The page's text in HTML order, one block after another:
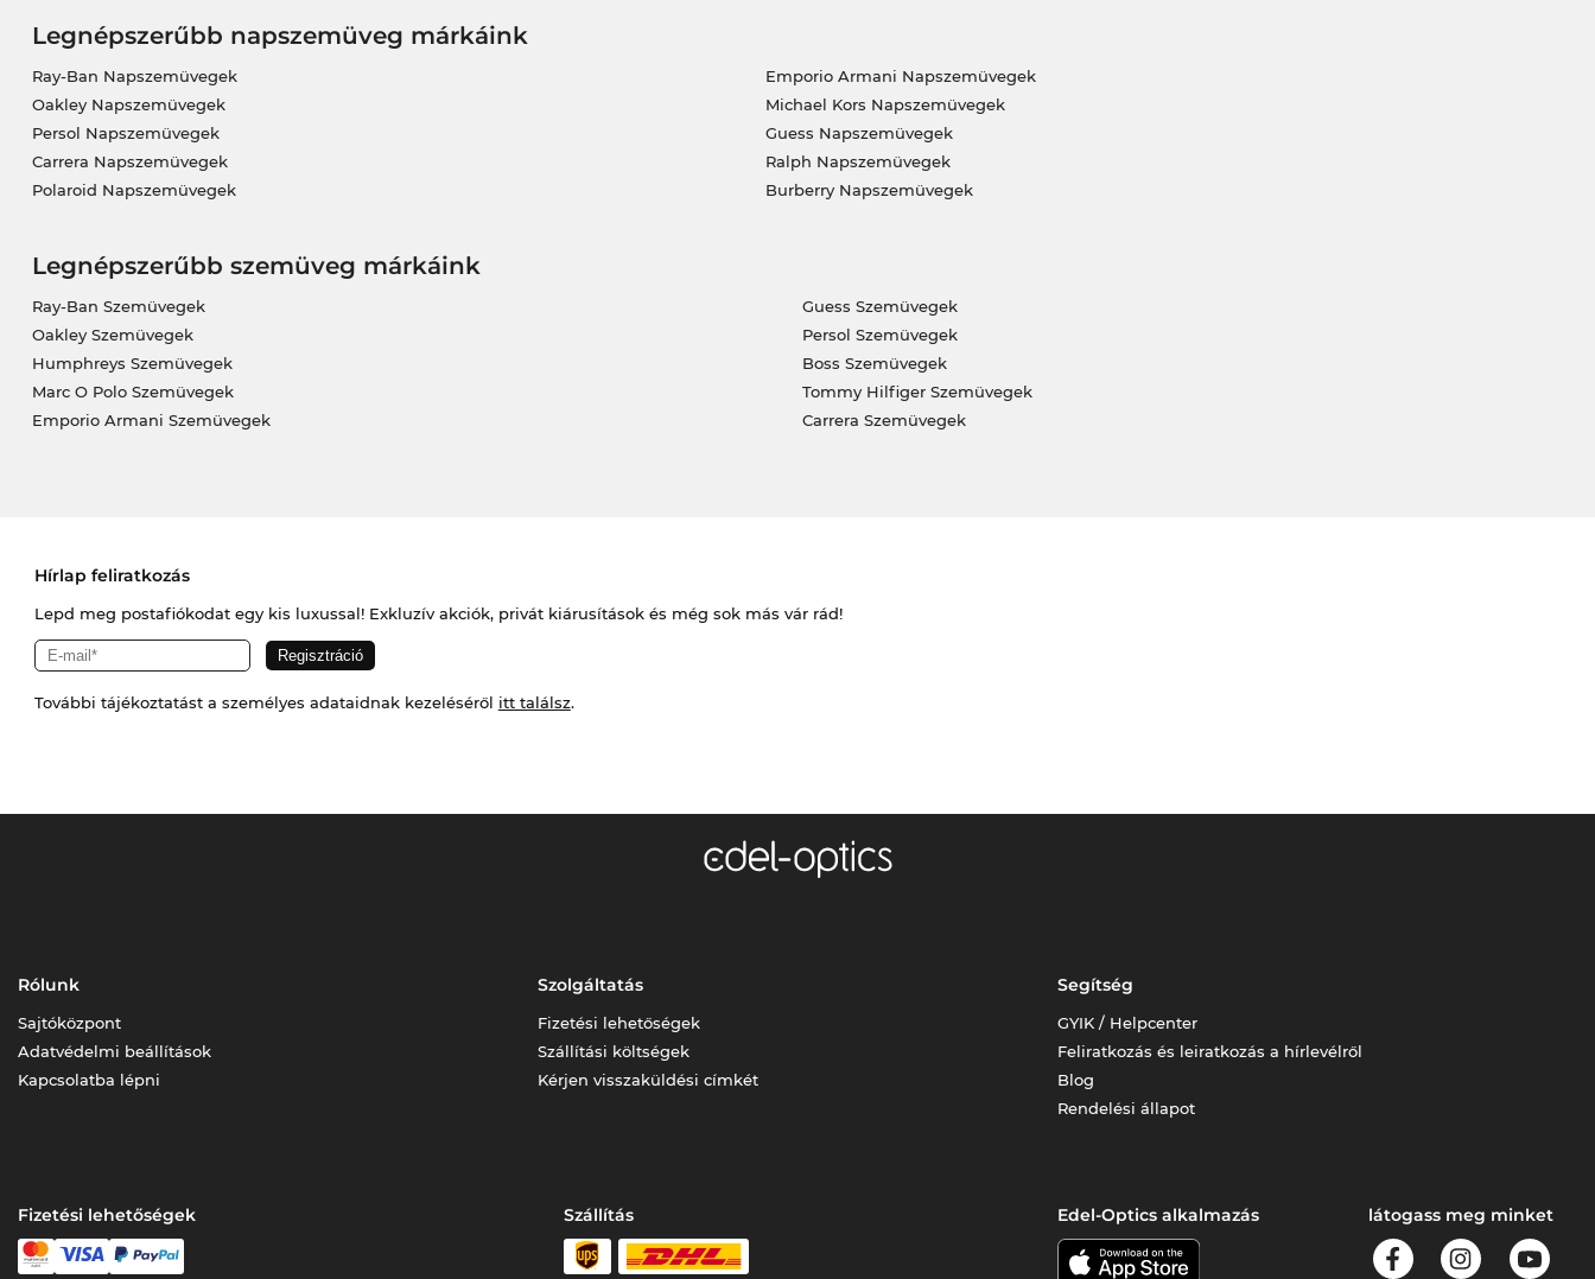
Legnépszerűbb napszemüveg márkáink
Ray-Ban Napszemüvegek
Oakley Napszemüvegek
Persol Napszemüvegek
Carrera Napszemüvegek
Polaroid Napszemüvegek
Emporio Armani Napszemüvegek
Michael Kors Napszemüvegek
Guess Napszemüvegek
Ralph Napszemüvegek
Burberry Napszemüvegek
Legnépszerűbb szemüveg márkáink
Ray-Ban Szemüvegek
Oakley Szemüvegek
Humphreys Szemüvegek
Marc O Polo Szemüvegek
Emporio Armani Szemüvegek
Guess Szemüvegek
Persol Szemüvegek
Boss Szemüvegek
Tommy Hilfiger Szemüvegek
Carrera Szemüvegek
Hírlap feliratkozás
Lepd meg postafiókodat egy kis luxussal! Exkluzív akciók, privát kiárusítások és még sok más vár rád!
További tájékoztatást a személyes adataidnak kezeléséről itt találsz.
Rólunk
Sajtóközpont
Adatvédelmi beállítások
Kapcsolatba lépni
Szolgáltatás
Fizetési lehetőségek
Szállítási költségek
Kérjen visszaküldési címkét
Segítség
GYIK / Helpcenter
Feliratkozás és leiratkozás a hírlevélről
Blog
Rendelési állapot
Fizetési lehetőségek Szállítás Edel-Optics alkalmazás látogass meg minket